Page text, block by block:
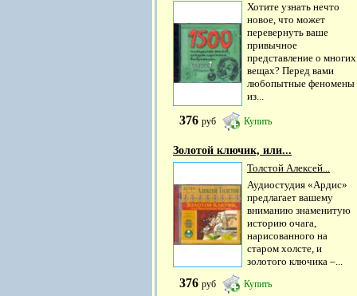
Хотите узнать нечто
новое, что может
перевернуть ваше
привычное
представление о многих
вещах? Перед вами
любопытные феномены
из...
376 руб Купить
Золотой ключик, или...
Толстой Алексей...
Аудиостудия «Ардис»
предлагает вашему
вниманию знаменитую
историю очага,
нарисованного на
старом холсте, и
золотого ключика –...
376 руб Купить